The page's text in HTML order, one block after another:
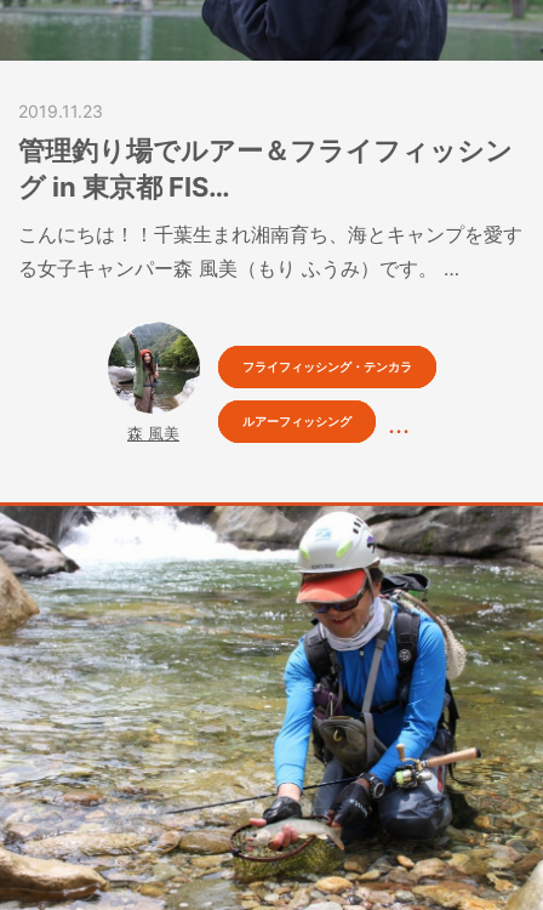
2019.11.23
管理釣り場でルアー＆フライフィッシン
グ in 東京都 FIS…
こんにちは！！千葉生まれ湘南育ち、海とキャンプを愛す
る女子キャンパー森 風美（もり ふうみ）です。 …
森 風美
フライフィッシング・テンカラ
ルアーフィッシング